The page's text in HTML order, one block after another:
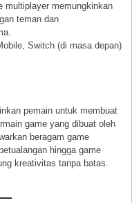
multiplayer memungkinkan
teman dan
Switch (di masa depan)
pemain untuk membuat
game yang dibuat oleh
beragam game
hingga game
kreativitas tanpa batas.